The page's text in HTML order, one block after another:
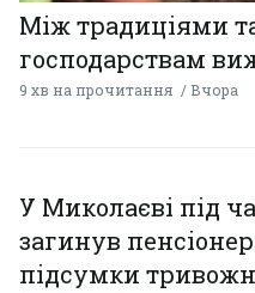
Між традиціями
господарствам
9 хв на прочитання Вчора
У Миколаєві під
загинув
підсумки